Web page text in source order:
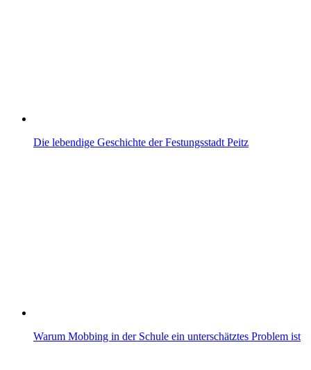
Die lebendige Geschichte der Festungsstadt Peitz
Warum Mobbing in der Schule ein unterschätztes Problem ist